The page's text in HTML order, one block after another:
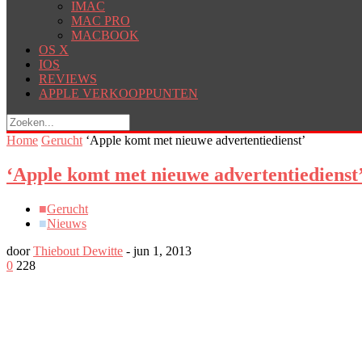
IMAC
MAC PRO
MACBOOK
OS X
IOS
REVIEWS
APPLE VERKOOPPUNTEN
Home Gerucht ‘Apple komt met nieuwe advertentiedienst’
‘Apple komt met nieuwe
■Gerucht
■Nieuws
doorThiebout Dewitte - jun 1, 2013
0 228